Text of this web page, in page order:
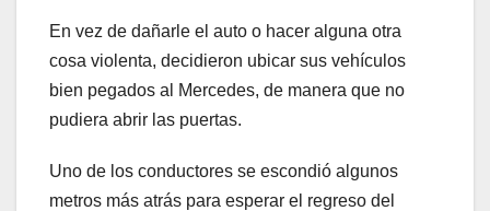
En vez de dañarle el auto o hacer alguna otra
cosa violenta, decidieron ubicar sus vehículos
bien pegados al Mercedes, de manera que no
pudiera abrir las puertas.
Uno de los conductores se escondió algunos
metros más atrás para esperar el regreso del